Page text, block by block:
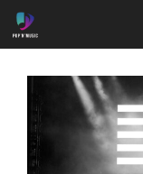
Aller
au